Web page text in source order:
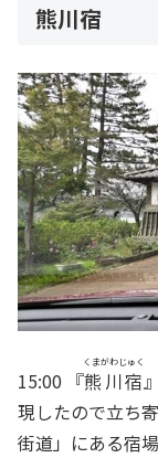
熊川宿
15:00 『熊川宿
くまがわじゅく
現したので立ち
街道」にある宿場